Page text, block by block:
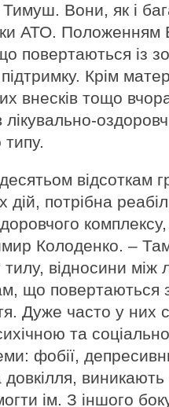
Вони, як і
АТО. Положенням
повертаються із
Крім
внесків тощо
типу.
відсоткам
потрібна
Колоденко. –
тилу, відносини
що повертаються
Дуже часто у них
та
фобії,
довкілля,
ім. З іншого